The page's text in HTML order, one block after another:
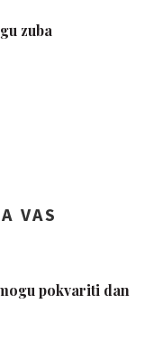
zuba